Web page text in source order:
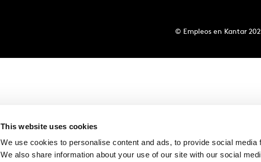
This website uses cookies
We use cookies to personalise content and ads, to provide social media
We also share information about your use of our site with our social
© Empleos en Kantar